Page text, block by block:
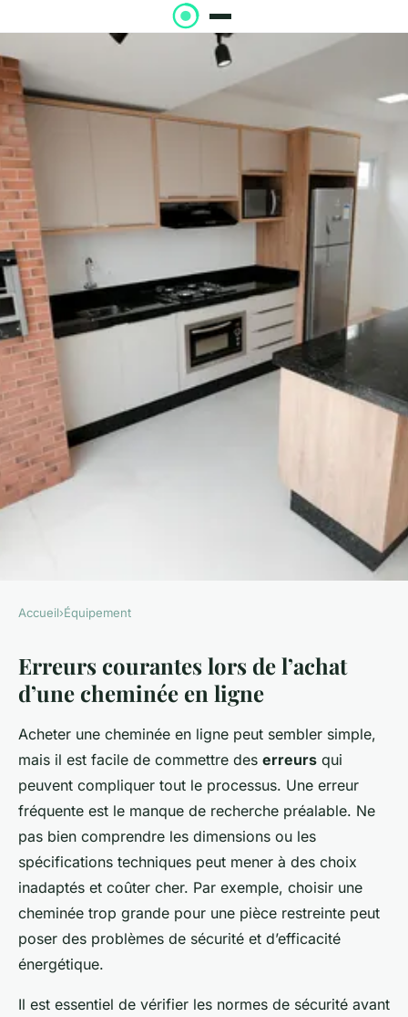
ÉQUIPEMENT
Acheter une cheminée en
ligne : les erreurs à éviter
Simon•13 décembre 2024•8 min de lecture
Accueil›Équipement
Erreurs courantes lors de l’achat
d’une cheminée en ligne
Acheter une cheminée en ligne peut sembler simple,
mais il est facile de commettre des erreurs qui
peuvent compliquer tout le processus. Une erreur
fréquente est le manque de recherche préalable. Ne
pas bien comprendre les dimensions ou les
spécifications techniques peut mener à des choix
inadaptés et coûter cher. Par exemple, choisir une
cheminée trop grande pour une pièce restreinte peut
poser des problèmes de sécurité et d’efficacité
énergétique.
Il est essentiel de vérifier les normes de sécurité avant